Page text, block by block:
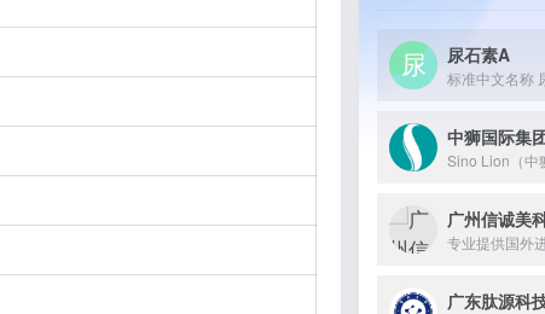
尿石素A
中狮国际集
广州信诚美
广东肽源科